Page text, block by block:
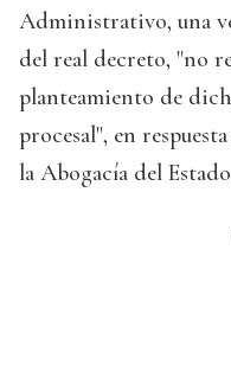
Administrativo, una
del real decreto, "no
planteamiento de
procesal", en
la Abogacía del